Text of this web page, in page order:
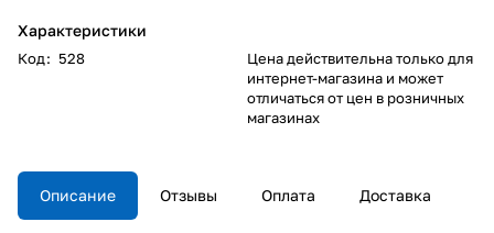
Характеристики
Код: 528
Цена действительна только для
интернет-магазина и может
отличаться от цен в розничных
магазинах
Описание Отзывы Оплата Доставка